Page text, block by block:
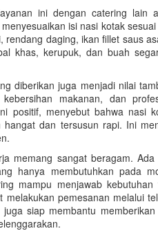
ini dengan catering lain
isi nasi kotak
rendang daging, ikan fillet saus
khas, kerupuk, dan buah
diberikan juga menjadi nilai
makanan, dan
positif, menyebut bahwa nasi
dan tersusun rapi. Ini
memang sangat beragam.
hanya membutuhkan pada
mampu menjawab
pemesanan melalui
siap membantu